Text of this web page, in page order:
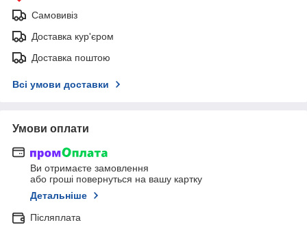
Самовивіз
Доставка кур'єром
Доставка поштою
Всі умови доставки
Умови оплати
Ви отримаєте замовлення
або гроші повернуться на вашу картку
Детальніше
Післяплата